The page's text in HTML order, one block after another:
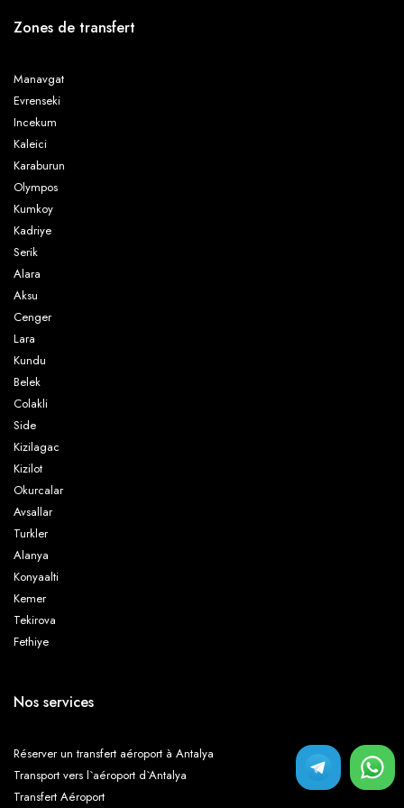
Den Lille Havfrue
Emek Pension
Engin Pension
Maki Inn Cirali
Hotel Bellerofon
Kiyi Pension Kibala Hotel
Zones de transfert
Manavgat
Evrenseki
Incekum
Kaleici
Karaburun
Olympos
Kumkoy
Kadriye
Serik
Alara
Aksu
Cenger
Lara
Kundu
Belek
Colakli
Side
Kizilagac
Kizilot
Okurcalar
Avsallar
Turkler
Alanya
Konyaalti
Kemer
Tekirova
Fethiye
Nos services
Réserver un transfert aéroport à Antalya
Transport vers l`aéroport d`Antalya
Transfert Aéroport